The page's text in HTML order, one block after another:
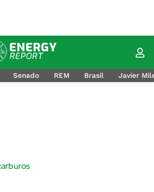
Senado REM Brasil Javier